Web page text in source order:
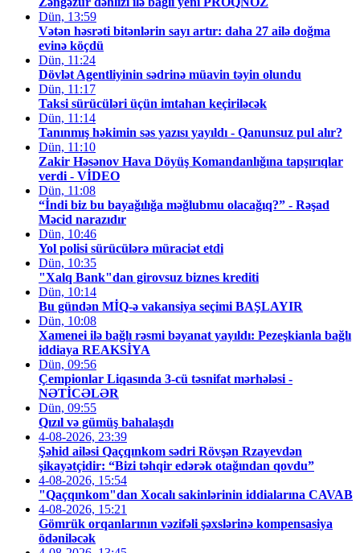
Dün, 13:59
Vətən həsrəti bitənlərin sayı artır: daha 27 ailə doğma
evinə köçdü
Dün, 11:24
Dövlət Agentliyinin sədrinə müavin təyin olundu
Dün, 11:17
Taksi sürücüləri üçün imtahan keçiriləcək
Dün, 11:14
Tanınmış həkimin səs yazısı yayıldı - Qanunsuz pul alır?
Dün, 11:10
Zakir Həsənov Hava Döyüş Komandanlığına tapşırıqlar
verdi - VİDEO
Dün, 11:08
“İndi biz bu bayağılığa məğlubmu olacağıq?” - Rəşad
Məcid narazıdır
Dün, 10:46
Yol polisi sürücülərə müraciət etdi
Dün, 10:35
"Xalq Bank"dan girovsuz biznes krediti
Dün, 10:14
Bu gündən MİQ-ə vakansiya seçimi BAŞLAYIR
Dün, 10:08
Xamenei ilə bağlı rəsmi bəyanat yayıldı: Pezeşkianla bağlı
iddiaya REAKSİYA
Dün, 09:56
Çempionlar Liqasında 3-cü təsnifat mərhələsi -
NƏTİCƏLƏR
Dün, 09:55
Qızıl və gümüş bahalaşdı
4-08-2026, 23:39
Şəhid ailəsi Qaçqınkom sədri Rövşən Rzayevdən
şikayətçidir: “Bizi təhqir edərək otağından qovdu”
4-08-2026, 15:54
"Qaçqınkom"dan Xocalı sakinlərinin iddialarına CAVAB
4-08-2026, 15:21
Gömrük orqanlarının vəzifəli şəxslərinə kompensasiya
ödəniləcək